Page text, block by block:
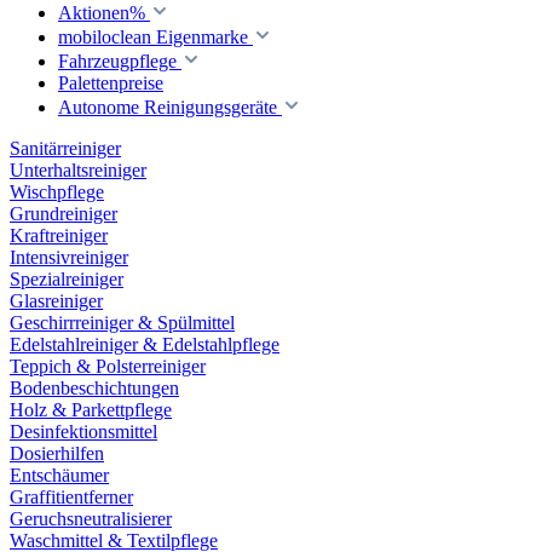
Aktionen%
mobiloclean Eigenmarke
Fahrzeugpflege
Palettenpreise
Autonome Reinigungsgeräte
Sanitärreiniger
Unterhaltsreiniger
Wischpflege
Grundreiniger
Kraftreiniger
Intensivreiniger
Spezialreiniger
Glasreiniger
Geschirrreiniger & Spülmittel
Edelstahlreiniger & Edelstahlpflege
Teppich & Polsterreiniger
Bodenbeschichtungen
Holz & Parkettpflege
Desinfektionsmittel
Dosierhilfen
Entschäumer
Graffitientferner
Geruchsneutralisierer
Waschmittel & Textilpflege